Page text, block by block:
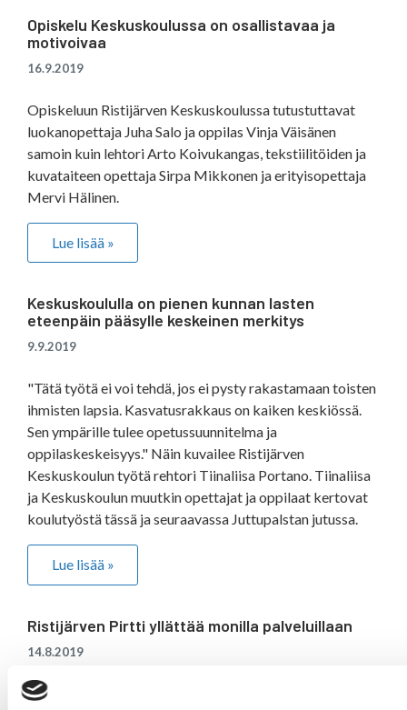
Opiskelu Keskuskoulussa on osallistavaa ja
motivoivaa
16.9.2019
Opiskeluun Ristijärven Keskuskoulussa tutustuttavat
luokanopettaja Juha Salo ja oppilas Vinja Väisänen
samoin kuin lehtori Arto Koivukangas, tekstiilitöiden ja
kuvataiteen opettaja Sirpa Mikkonen ja erityisopettaja
Mervi Hälinen.
Lue lisää »
Keskuskoululla on pienen kunnan lasten
eteenpäin pääsylle keskeinen merkitys
9.9.2019
"Tätä työtä ei voi tehdä, jos ei pysty rakastamaan toisten
ihmisten lapsia. Kasvatusrakkaus on kaiken keskiössä.
Sen ympärille tulee opetussuunnitelma ja
oppilaskeskeisyys." Näin kuvailee Ristijärven
Keskuskoulun työtä rehtori Tiinaliisa Portano. Tiinaliisa
ja Keskuskoulun muutkin opettajat ja oppilaat kertovat
koulutyöstä tässä ja seuraavassa Juttupalstan jutussa.
Lue lisää »
Ristijärven Pirtti yllättää monilla palveluillaan
14.8.2019
Ristijärvi on levähdyskunta, läpiajoalue. Siksipä on